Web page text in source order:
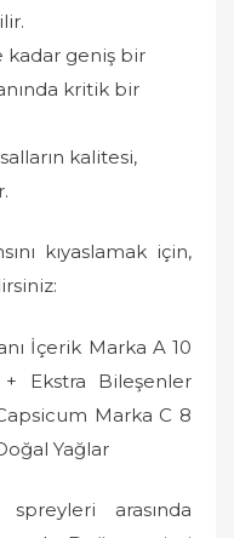
kadar geniş bir
kritik bir
kalitesi,
kıyaslamak için,
İçerik Marka A 10
Ekstra Bileşenler
Marka C 8
Yağlar
arasında